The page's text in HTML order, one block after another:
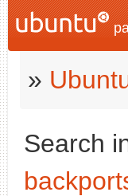
»
Search